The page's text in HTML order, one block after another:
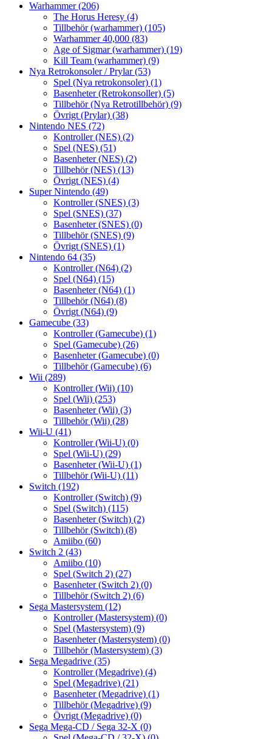
Warhammer(206)
The Horus Heresy (4)
Tillbehör (warhammer) (105)
Warhammer 40,000 (83)
Age of Sigmar (warhammer) (19)
Kill Team (warhammer) (9)
Nya Retrokonsoler / Prylar(53)
Spel (Nya retrokonsoler) (1)
Basenheter (Retrokonsoller) (5)
Tillbehör (Nya Retrotillbehör) (9)
Övrigt (Prylar) (38)
Nintendo NES (72)
Kontroller (NES) (2)
Spel (NES) (51)
Basenheter (NES) (2)
Tillbehör (NES) (13)
Övrigt (NES) (4)
Super Nintendo (49)
Kontroller (SNES) (3)
Spel (SNES) (37)
Basenheter (SNES) (0)
Tillbehör (SNES) (9)
Övrigt (SNES) (1)
Nintendo 64 (35)
Kontroller (N64) (2)
Spel (N64) (15)
Basenheter (N64) (1)
Tillbehör (N64) (8)
Övrigt (N64) (9)
Gamecube (33)
Kontroller (Gamecube) (1)
Spel (Gamecube) (26)
Basenheter (Gamecube) (0)
Tillbehör (Gamecube) (6)
Wii (289)
Kontroller (Wii) (10)
Spel (Wii) (253)
Basenheter (Wii) (3)
Tillbehör (Wii) (28)
Wii-U (41)
Kontroller (Wii-U) (0)
Spel (Wii-U) (29)
Basenheter (Wii-U) (1)
Tillbehör (Wii-U) (11)
Switch (192)
Kontroller (Switch) (9)
Spel (Switch) (115)
Basenheter (Switch) (2)
Tillbehör (Switch) (8)
Amiibo (60)
Switch 2 (43)
Amiibo (10)
Spel (Switch 2) (27)
Basenheter (Switch 2) (0)
Tillbehör (Switch 2) (6)
Sega Mastersystem (12)
Kontroller (Mastersystem) (0)
Spel (Mastersystem) (9)
Basenheter (Mastersystem) (0)
Tillbehör (Mastersystem) (3)
Sega Megadrive (35)
Kontroller (Megadrive) (4)
Spel (Megadrive) (21)
Basenheter (Megadrive) (1)
Tillbehör (Megadrive) (9)
Övrigt (Megadrive) (0)
Sega Mega-CD / Sega 32-X (0)